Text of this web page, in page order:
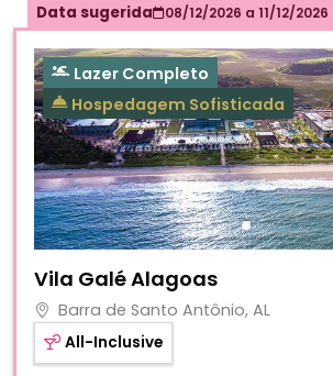
Data sugerida 08/12/2026 a 11/12/2026
Lazer Completo
Hospedagem Sofisticada
Vila Galé Alagoas
Barra de Santo Antônio, AL
All-Inclusive